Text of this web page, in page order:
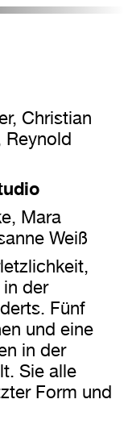
Christian
Reynold
Mara
Weiß
der
Fünf
und eine
in der
Sie alle
Form und